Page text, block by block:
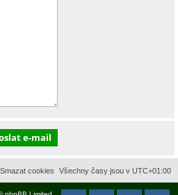
Všechny časy jsou v UTC+01:00
Smazat cookies